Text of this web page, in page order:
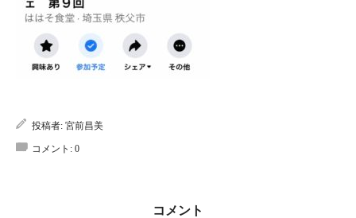
投稿者: 宮前昌美
コメント: 0
コメント